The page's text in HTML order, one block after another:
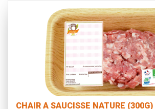
CHAIR A SAUCISSE NATURE (300G)